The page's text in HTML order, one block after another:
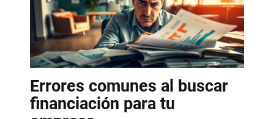
Errores comunes al buscar
financiación para tu